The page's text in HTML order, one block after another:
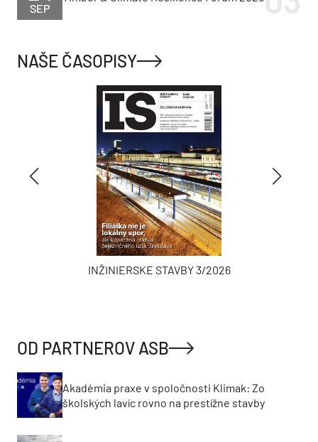
SEP
NAŠE ČASOPISY
INŽINIERSKE STAVBY 3/2026
OD PARTNEROV ASB
Akadémia praxe v spoločnosti Klimak: Zo
školských lavíc rovno na prestížne stavby